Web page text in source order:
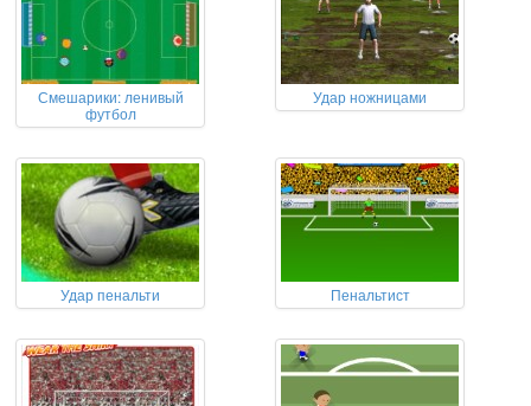
Смешарики: ленивый
футбол
Удар ножницами
Удар пенальти Пенальтист